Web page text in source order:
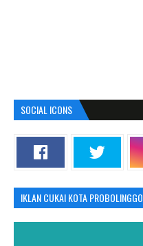
SOCIAL ICONS
IKLAN CUKAI KOTA PROBOLINGGO